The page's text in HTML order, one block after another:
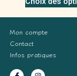
Mon compte
Contact
Infos pratiques